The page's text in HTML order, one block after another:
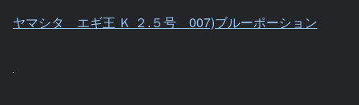
ヤマシタ エギ王 Ｋ ２.５号 007)ブルーポーション